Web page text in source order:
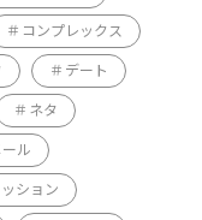
コンプレックス
デート
ネタ
ル
ション